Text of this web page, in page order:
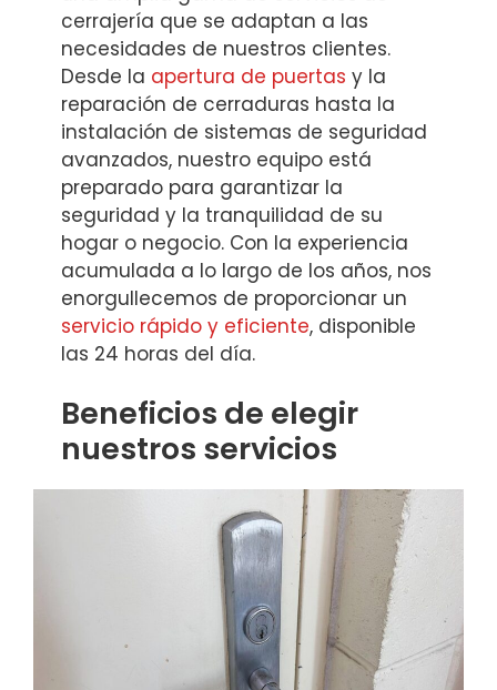
cerrajería que se adaptan a las
necesidades de nuestros clientes.
Desde la apertura de puertas y la
reparación de cerraduras hasta la
instalación de sistemas de seguridad
avanzados, nuestro equipo está
preparado para garantizar la
seguridad y la tranquilidad de su
hogar o negocio. Con la experiencia
acumulada a lo largo de los años, nos
enorgullecemos de proporcionar un
servicio rápido y eficiente, disponible
las 24 horas del día.
Beneficios de elegir
nuestros servicios